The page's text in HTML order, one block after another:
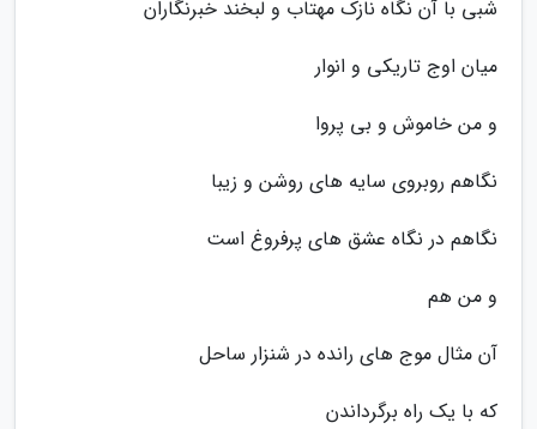
شبی با آن نگاه نازک مهتاب و لبخند خبرنگاران
میان اوج تاریکی و انوار
و من خاموش و بی پروا
نگاهم روبروی سایه های روشن و زیبا
نگاهم در نگاه عشق های پرفروغ است
و من هم
آن مثال موج های رانده در شنزار ساحل
که با یک راه برگرداندن